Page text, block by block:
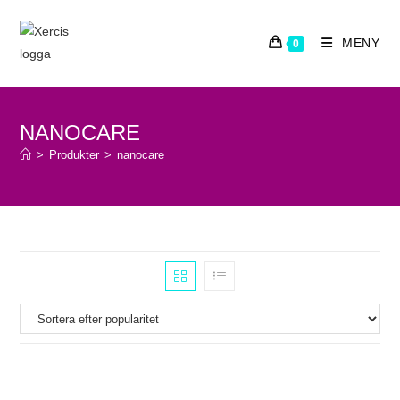
innehållet
0 MENY
NANOCARE
> Produkter > nanocare